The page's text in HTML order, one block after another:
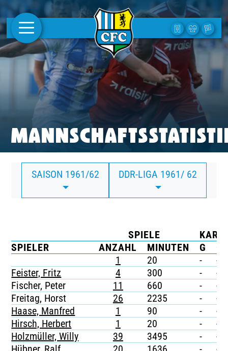
AKTUELLES
1. MANNSCHAFT
FRAUEN
CAMPUS
CLUB
CLUBMITGLIEDSCHAFT
BUSINESS
TICKETING
SAISON 1961/62 DDR-LIGA 1961/ 62
SPIELE
SPIELER
ANZAHL MINUTEN G
1
20 -
-
Feister, Fritz
4 300 -
-
Fischer, Peter
11 660 -
-
Freitag, Horst
26 2235 -
-
Haase, Manfred
1 90 -
-
Hirsch, Herbert
1 20 -
-
Holzmüller, Willy
39 3495 -
-